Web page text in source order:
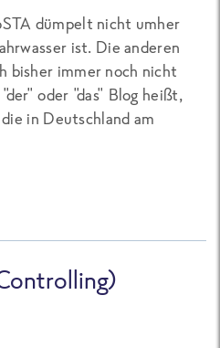
dümpelt nicht umher
ist. Die anderen
bisher immer noch nicht
oder "das" Blog heißt,
in Deutschland am